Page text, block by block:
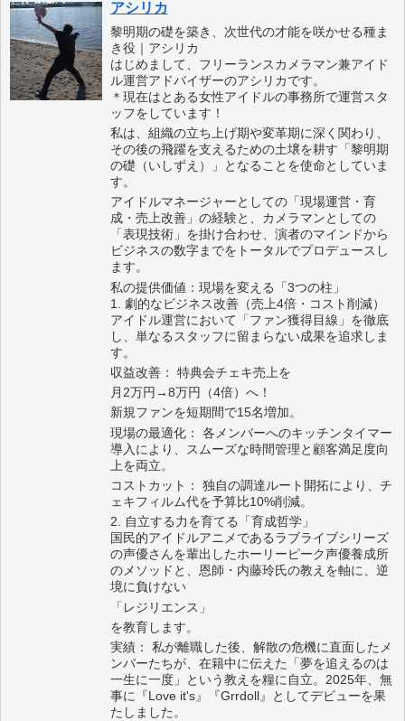
アシリカ
黎明期の礎を築き、次世代の才能を咲かせる種ま
き役｜アシリカ
はじめまして、フリーランスカメラマン兼アイド
ル運営アドバイザーのアシリカです。
＊現在はとある女性アイドルの事務所で運営スタ
ッフをしています！
私は、組織の立ち上げ期や変革期に深く関わり、
その後の飛躍を支えるための土壌を耕す「黎明期
の礎（いしずえ）」となることを使命としていま
す。
アイドルマネージャーとしての「現場運営・育
成・売上改善」の経験と、カメラマンとしての
「表現技術」を掛け合わせ、演者のマインドから
ビジネスの数字までをトータルでプロデュースし
ます。
私の提供価値：現場を変える「3つの柱」
1. 劇的なビジネス改善（売上4倍・コスト削減）
アイドル運営において「ファン獲得目線」を徹底
し、単なるスタッフに留まらない成果を追求しま
す。
収益改善： 特典会チェキ売上を
月2万円→8万円（4倍）へ！
新規ファンを短期間で15名増加。
現場の最適化： 各メンバーへのキッチンタイマー
導入により、スムーズな時間管理と顧客満足度向
上を両立。
コストカット： 独自の調達ルート開拓により、チ
ェキフィルム代を予算比10%削減。
2. 自立する力を育てる「育成哲学」
国民的アイドルアニメであるラブライブシリーズ
の声優さんを輩出したホーリーピーク声優養成所
のメソッドと、恩師・内藤玲氏の教えを軸に、逆
境に負けない
「レジリエンス」
を教育します。
実績： 私が離職した後、解散の危機に直面したメ
ンバーたちが、在籍中に伝えた「夢を追えるのは
一生に一度」という教えを糧に自立。2025年、無
事に『Love it's』『Grrdoll』としてデビューを果
たしました。